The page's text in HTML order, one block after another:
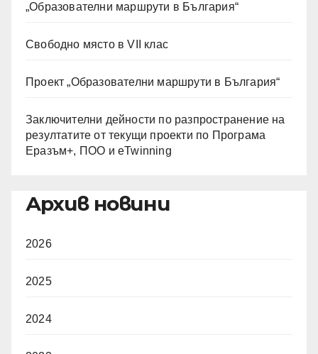
„Образователни маршрути в България“
Свободно място в VII клас
Проект „Образователни маршрути в България“
Заключителни дейности по разпространение на
резултатите от текущи проекти по Програма
Еразъм+, ПОО и eTwinning
Архив новини
2026
2025
2024